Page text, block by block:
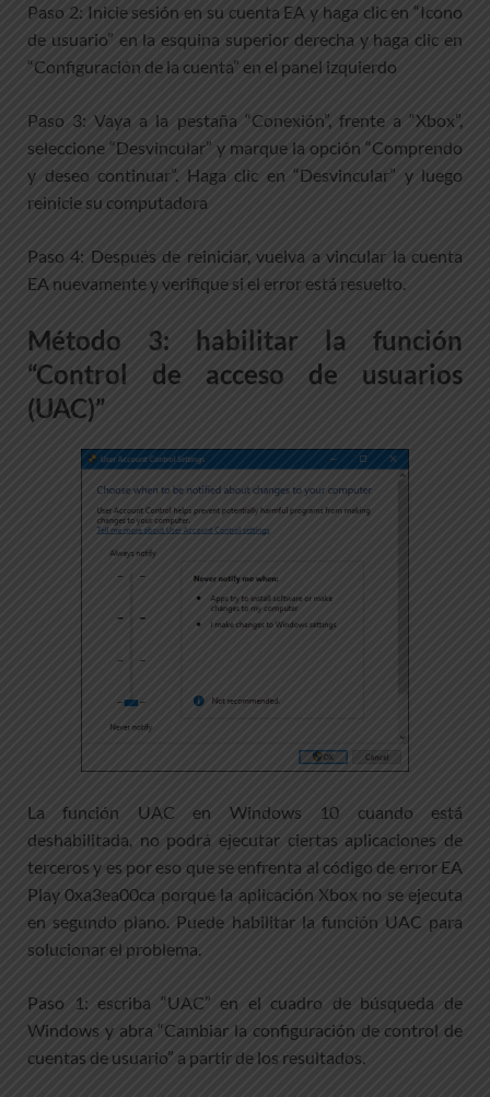
Paso 2: Inicie sesión en su cuenta EA y haga clic en “Icono
de usuario” en la esquina superior derecha y haga clic en
“Configuración de la cuenta” en el panel izquierdo
Paso 3: Vaya a la pestaña “Conexión”, frente a “Xbox”,
seleccione “Desvincular” y marque la opción “Comprendo
y deseo continuar”. Haga clic en “Desvincular” y luego
reinicie su computadora
Paso 4: Después de reiniciar, vuelva a vincular la cuenta
EA nuevamente y verifique si el error está resuelto.
Método 3: habilitar la función
“Control de acceso de usuarios
(UAC)”
La función UAC en Windows 10 cuando está
deshabilitada, no podrá ejecutar ciertas aplicaciones de
terceros y es por eso que se enfrenta al código de error EA
Play 0xa3ea00ca porque la aplicación Xbox no se ejecuta
en segundo plano. Puede habilitar la función UAC para
solucionar el problema.
Paso 1: escriba “UAC” en el cuadro de búsqueda de
Windows y abra “Cambiar la configuración de control de
cuentas de usuario” a partir de los resultados.